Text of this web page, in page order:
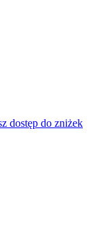
dostęp do zniżek